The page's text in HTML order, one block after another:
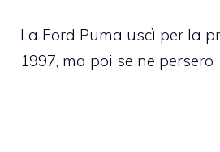
La Ford Puma uscì per la
1997, ma poi se ne persero